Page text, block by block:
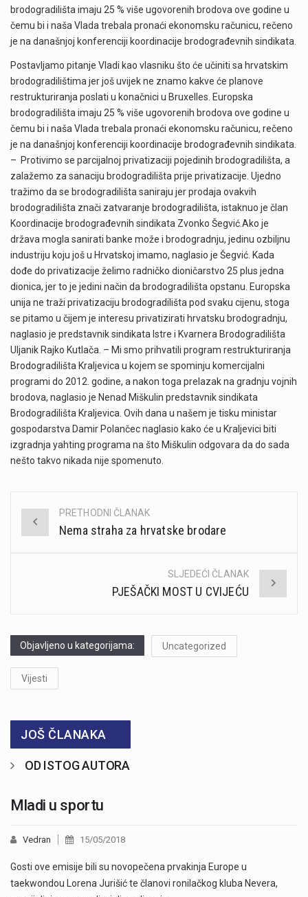
brodogradilišta imaju 25 % više ugovorenih brodova ove godine u
čemu bi i naša Vlada trebala pronaći ekonomsku računicu, rečeno
je na današnjoj konferenciji koordinacije brodograđevnih sindikata.
Postavljamo pitanje Vladi kao vlasniku što će učiniti sa hrvatskim
brodogradilištima jer još uvijek ne znamo kakve će planove
restrukturiranja poslati u konačnici u Bruxelles. Europska
brodogradilišta imaju 25 % više ugovorenih brodova ove godine u
čemu bi i naša Vlada trebala pronaći ekonomsku računicu, rečeno
je na današnjoj konferenciji koordinacije brodograđevnih sindikata.
– Protivimo se parcijalnoj privatizaciji pojedinih brodogradilišta, a
zalažemo za sanaciju brodogradilišta prije privatizacije. Ujedno
tražimo da se brodogradilišta saniraju jer prodaja ovakvih
brodogradilišta znači zatvaranje brodogradilišta, istaknuo je član
Koordinacije brodograđevnih sindikata Zvonko Šegvić.Ako je
država mogla sanirati banke može i brodogradnju, jedinu ozbiljnu
industriju koju još u Hrvatskoj imamo, naglasio je Šegvić. Kada
dođe do privatizacije želimo radničko dioničarstvo 25 plus jedna
dionica, jer to je jedini način da brodogradilišta opstanu. Europska
unija ne traži privatizaciju brodogradilišta pod svaku cijenu, stoga
se pitamo u čijem je interesu privatizirati hrvatsku brodogradnju,
naglasio je predstavnik sindikata Istre i Kvarnera Brodogradilišta
Uljanik Rajko Kutlača. – Mi smo prihvatili program restrukturiranja
Brodogradilišta Kraljevica u kojem se spominju komercijalni
programi do 2012. godine, a nakon toga prelazak na gradnju vojnih
brodova, naglasio je Nenad Miškulin predstavnik sindikata
Brodogradilišta Kraljevica. Ovih dana u našem je tisku ministar
gospodarstva Damir Polančec naglasio kako će u Kraljevici biti
izgradnja yahting programa na što Miškulin odgovara da do sada
nešto takvo nikada nije spomenuto.
Post
PRETHODNI ČLANAK
Nema straha za hrvatske brodare
SLJEDEĆI ČLANAK
PJEŠAČKI MOST U CVIJEĆU
Objavljeno u kategorijama: Uncategorized
Vijesti
JOŠ ČLANAKA
OD ISTOG AUTORA
Mladi u sportu
Vedran 15/05/2018
Gosti ove emisije bili su novopečena prvakinja Europe u
taekwondou Lorena Jurišić te članovi ronilačkog kluba Nevera,